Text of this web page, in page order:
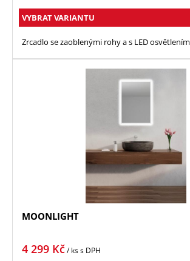
VYBRAT VARIANTU
Zrcadlo se zaoblenými rohy a s LED osvětlením
MOONLIGHT
4 299 Kč/ kss DPH